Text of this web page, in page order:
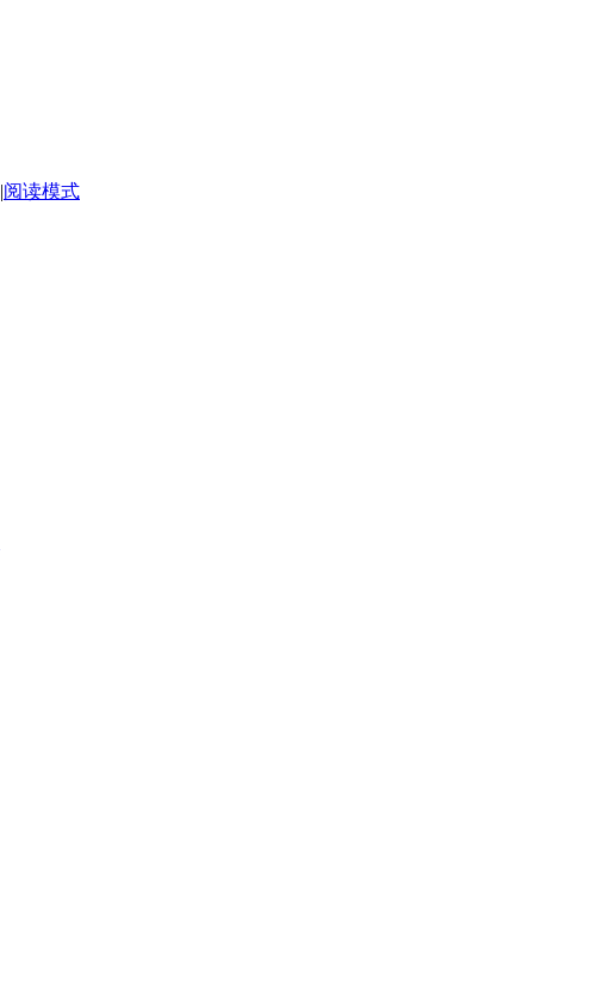
|阅读模式